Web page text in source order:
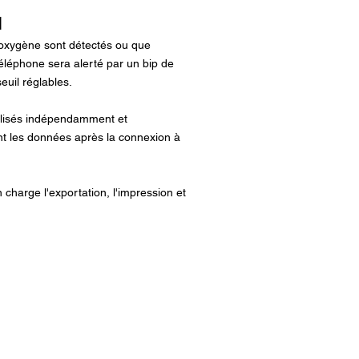
sont détectés ou que
sera alerté par un bip de
réglables.
indépendamment et
les données après la connexion à
charge l'exportation, l'impression et